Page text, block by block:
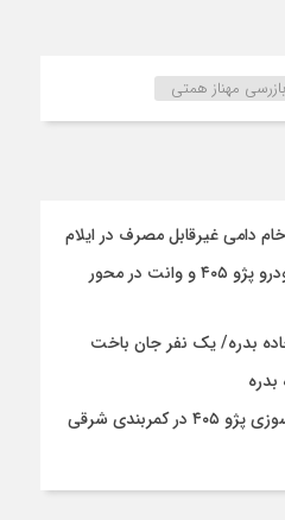
مهناز همتی
۳ مصدوم در تصادف دو خودرو پژو ۴۰۵ و وانت در محور
بدره
۳فوتی در واژگونی و آتش‌سوزی پژو ۴۰۵ در کمربندی شرقی